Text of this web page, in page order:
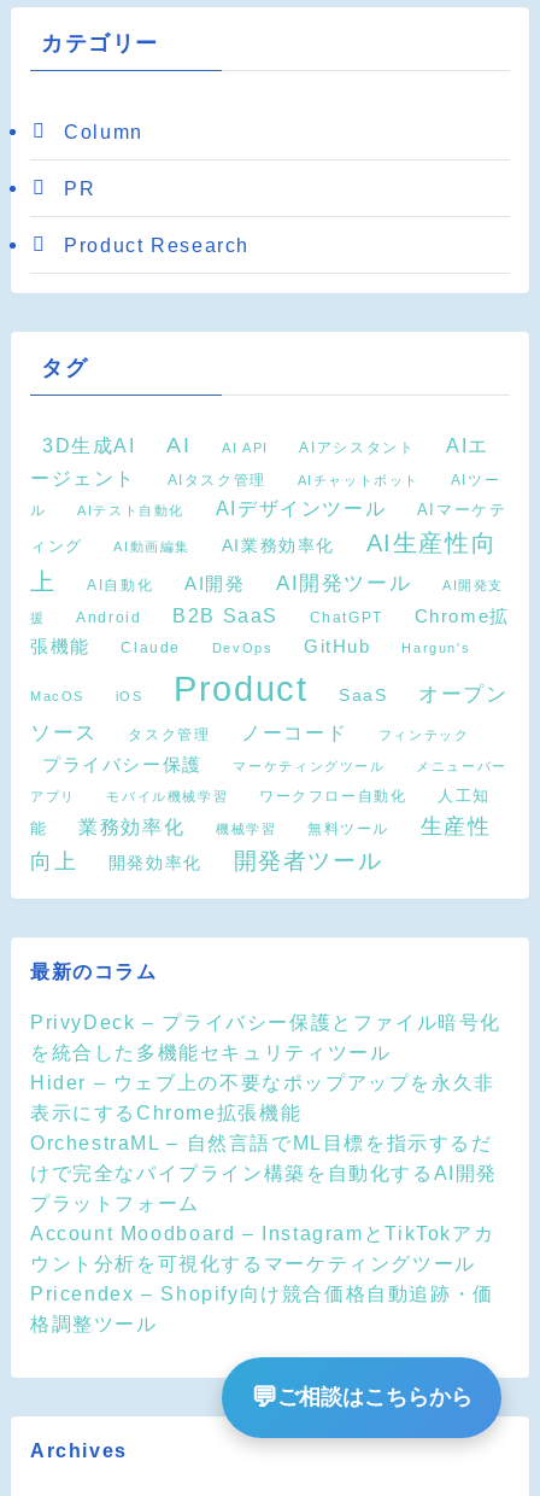
カテゴリー
Column
PR
Product Research
タグ
3D生成AI AI AI API AIアシスタント
AIエ
ージェント
AIタスク管理 AIチャットボット
AIツー
ル
AIテスト自動化 AIデザインツール
AIマーケテ
ィング
AI動画編集 AI業務効率化
AI生産性向
上
AI自動化 AI開発 AI開発ツール AI開発支
援 Android B2B SaaS ChatGPT
Chrome拡
張機能
Claude DevOps GitHub Hargun's
MacOS iOS Product SaaS
オープン
ソース
タスク管理 ノーコード フィンテック
プライバシー保護 マーケティングツール メニューバー
アプリ モバイル機械学習 ワークフロー自動化
人工知
能
業務効率化 機械学習 無料ツール
生産性
向上
開発効率化 開発者ツール
最新のコラム
PrivyDeck – プライバシー保護とファイル暗号化
を統合した多機能セキュリティツール
Hider – ウェブ上の不要なポップアップを永久非
表示にするChrome拡張機能
OrchestraML – 自然言語でML目標を指示するだ
けで完全なパイプライン構築を自動化するAI開発
プラットフォーム
Account Moodboard – InstagramとTikTokアカ
ウント分析を可視化するマーケティングツール
Pricendex – Shopify向け競合価格自動追跡・価
格調整ツール
Archives
💬ご相談はこちらから